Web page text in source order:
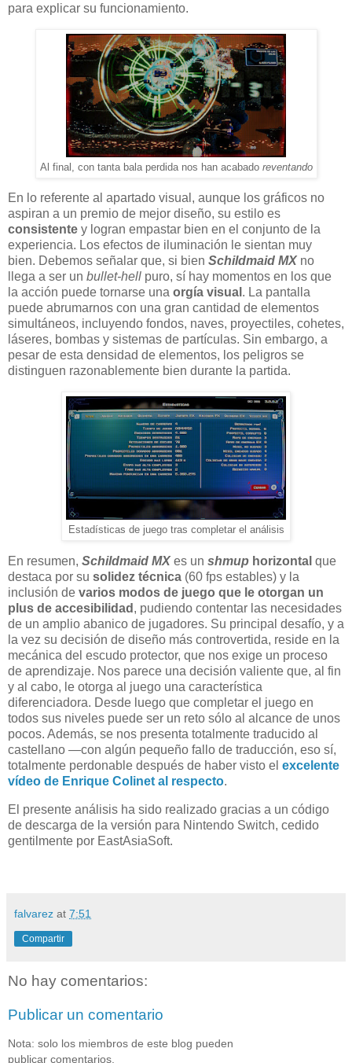
para explicar su funcionamiento.
Al final, con tanta bala perdida nos han acabado reventando
En lo referente al apartado visual, aunque los gráficos no
aspiran a un premio de mejor diseño, su estilo es
consistente y logran empastar bien en el conjunto de la
experiencia. Los efectos de iluminación le sientan muy
bien. Debemos señalar que, si bien Schildmaid MX no
llega a ser un bullet-hell puro, sí hay momentos en los que
la acción puede tornarse una orgía visual . La pantalla
puede abrumarnos con una gran cantidad de elementos
simultáneos, incluyendo fondos, naves, proyectiles, cohetes,
láseres, bombas y sistemas de partículas. Sin embargo, a
pesar de esta densidad de elementos, los peligros se
distinguen razonablemente bien durante la partida.
Estadísticas de juego tras completar el análisis
En resumen, Schildmaid MX es un shmup horizontal que
destaca por su solidez técnica (60 fps estables) y la
inclusión de varios modos de juego que le otorgan un
plus de accesibilidad , pudiendo contentar las necesidades
de un amplio abanico de jugadores. Su principal desafío, y a
la vez su decisión de diseño más controvertida, reside en la
mecánica del escudo protector, que nos exige un proceso
de aprendizaje. Nos parece una decisión valiente que, al fin
y al cabo, le otorga al juego una característica
diferenciadora. Desde luego que completar el juego en
todos sus niveles puede ser un reto sólo al alcance de unos
pocos. Además, se nos presenta totalmente traducido al
castellano —con algún pequeño fallo de traducción, eso sí,
totalmente perdonable después de haber visto el excelente
vídeo de Enrique Colinet al respecto.
El presente análisis ha sido realizado gracias a un código
de descarga de la versión para Nintendo Switch, cedido
gentilmente por EastAsiaSoft.
falvarez at 7:51
Compartir
No hay comentarios:
Publicar un comentario
Nota: solo los miembros de este blog pueden
publicar comentarios.